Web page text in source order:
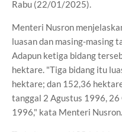
Rabu (22/01/2025).
Menteri Nusron
luasan dan masing-masing
Adapun ketiga bidang
hektare. "Tiga bidang itu
hektare; dan 152,36
tanggal 2 Agustus 1996,
1996," kata Menteri Nusron.